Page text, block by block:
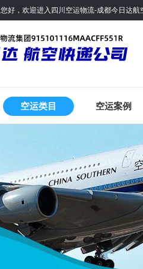
您好，欢迎进入四川空运物流-成都今日达航
空运类目 空运案例